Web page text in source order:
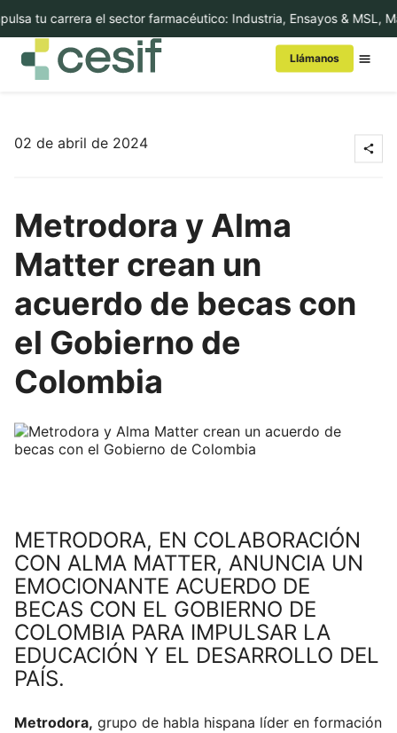
tu carrera el sector farmacéutico: Industria, Ensayos & MSL,
Llámanos
Cursos
Executive Education
Internacional
In-Company
Blog
Solicitar información
Llámanos
02 de abril de 2024
Metrodora y Alma
Matter crean un
acuerdo de becas con
el Gobierno de
Colombia
METRODORA, EN COLABORACIÓN
CON ALMA MATTER, ANUNCIA UN
EMOCIONANTE ACUERDO DE
BECAS CON EL GOBIERNO DE
COLOMBIA PARA IMPULSAR LA
EDUCACIÓN Y EL DESARROLLO DEL
PAÍS.
Metrodora, grupo de habla hispana líder en formación